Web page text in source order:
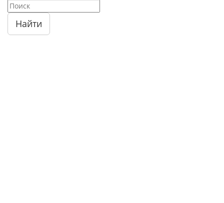
Найти